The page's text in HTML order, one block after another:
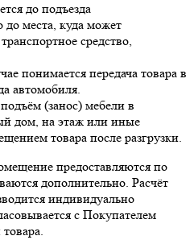
до подъезда
места, куда может
средство,
понимается передача товара в
автомобиля.
(занос) мебели в
дом, на этаж или иные
товара после разгрузки.
предоставляются по
дополнительно. Расчёт
индивидуально
с Покупателем